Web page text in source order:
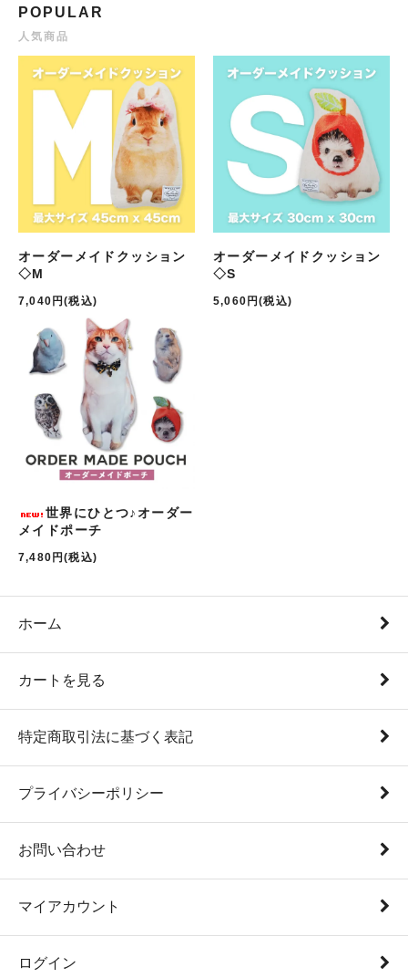
POPULAR
人気商品
オーダーメイドクッション
◇M
7,040円(税込)
オーダーメイドクッション
◇S
5,060円(税込)
世界にひとつ♪オーダー
メイドポーチ
7,480円(税込)
ホーム
カートを見る
特定商取引法に基づく表記
プライバシーポリシー
お問い合わせ
マイアカウント
ログイン